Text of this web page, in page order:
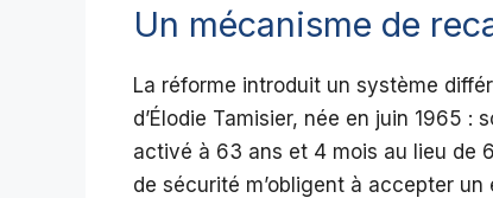
Un mécanisme de
La réforme introduit un système
d’Élodie Tamisier, née en juin 1965
activé à 63 ans et 4 mois au lieu de
de sécurité m’obligent à accepter